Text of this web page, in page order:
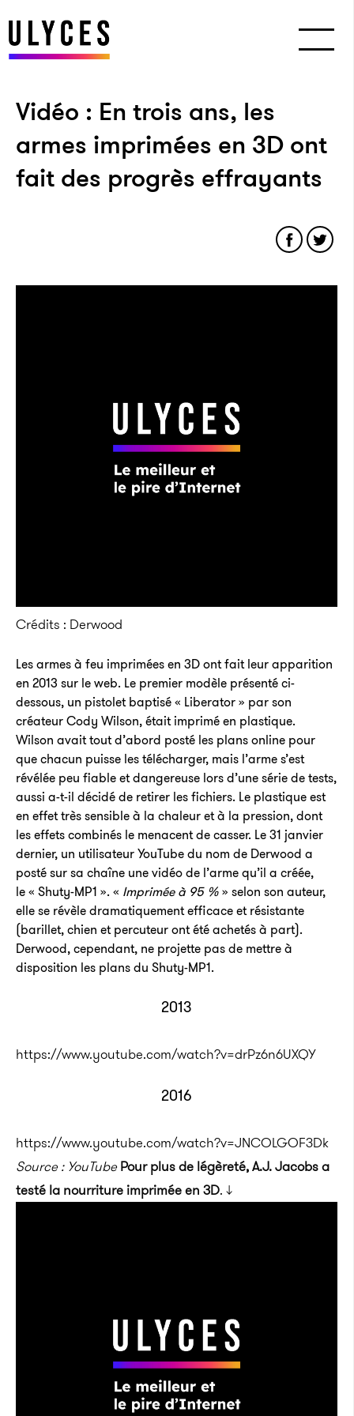
Vidéo : En trois ans, les
armes imprimées en 3D ont
fait des progrès effrayants
Crédits : Derwood
Les armes à feu imprimées en 3D ont fait leur apparition
en 2013 sur le web. Le premier modèle présenté ci-
dessous, un pistolet baptisé « Liberator » par son
créateur Cody Wilson, était imprimé en plastique.
Wilson avait tout d’abord posté les plans online pour
que chacun puisse les télécharger, mais l’arme s’est
révélée peu fiable et dangereuse lors d’une série de tests,
aussi a-t-il décidé de retirer les fichiers. Le plastique est
en effet très sensible à la chaleur et à la pression, dont
les effets combinés le menacent de casser. Le 31 janvier
dernier, un utilisateur YouTube du nom de Derwood a
posté sur sa chaîne une vidéo de l’arme qu’il a créée,
le « Shuty-MP1 ». « Imprimée à 95 %» selon son auteur,
elle se révèle dramatiquement efficace et résistante
(barillet, chien et percuteur ont été achetés à part).
Derwood, cependant, ne projette pas de mettre à
disposition les plans du Shuty-MP1.
2013
https://www.youtube.com/watch?v=drPz6n6UXQY
2016
https://www.youtube.com/watch?v=JNCOLGOF3Dk
Source : YouTube Pour plus de légèreté, A.J. Jacobs a
testé la nourriture imprimée en 3D. ↓